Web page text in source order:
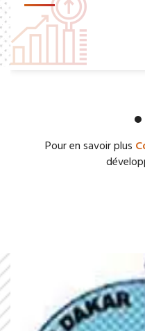
Pour en savoir plus